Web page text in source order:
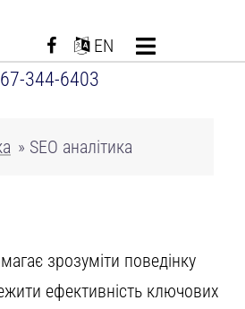
EN
344-6403
» SEO аналітика
зрозуміти поведінку
ефективність ключових